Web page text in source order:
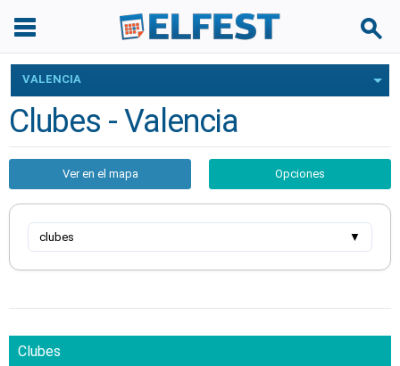
VALENCIA
Clubes - Valencia
Ver en el mapa Opciones
clubes ▼
Clubes